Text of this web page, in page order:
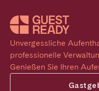
Unvergessliche
professionelle
Genießen Sie Ihren